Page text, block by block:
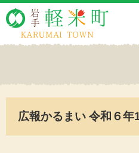
広報かるまい 令和６